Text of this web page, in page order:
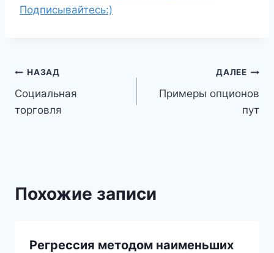
Подписывайтесь:)
Навигация
по
НАЗАД
Социальная
торговля
ДАЛЕЕ
Примеры опционов
пут
Похожие записи
Регрессия методом наименьших